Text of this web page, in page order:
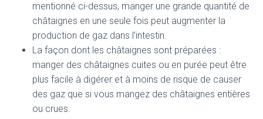
mentionné ci-dessus, manger une grande quantité de
châtaignes en une seule fois peut augmenter la
production de gaz dans l’intestin.
La façon dont les châtaignes sont préparées :
manger des châtaignes cuites ou en purée peut être
plus facile à digérer et à moins de risque de causer
des gaz que si vous mangez des châtaignes entières
ou crues.